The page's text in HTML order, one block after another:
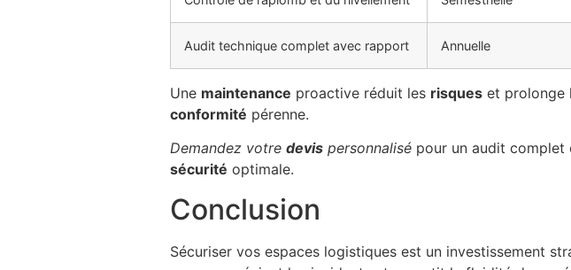
Audit technique complet avec rapport Annuelle
Une maintenance proactive réduit les risques et prolonge
conformité pérenne.
Demandez votre devis personnalisé pour un audit complet
sécurité optimale.
Conclusion
Sécuriser vos espaces logistiques est un investissement